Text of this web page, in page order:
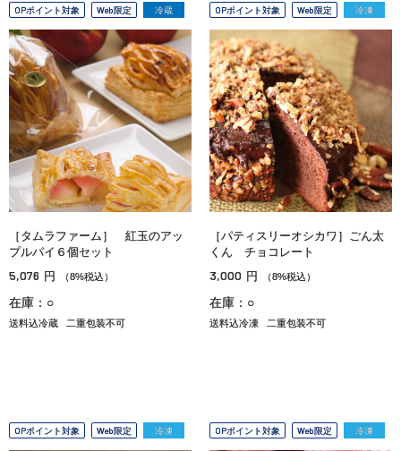
OPポイント対象 Web限定 冷蔵
［タムラファーム］ 紅玉のアッ
プルパイ６個セット
5,076 円 （8%税込）
在庫：○
送料込冷蔵 二重包装不可
OPポイント対象 Web限定 冷凍
［パティスリーオシカワ］ごん太
くん チョコレート
3,000 円 （8%税込）
在庫：○
送料込冷凍 二重包装不可
OPポイント対象 Web限定 冷凍 OPポイント対象 Web限定 冷凍